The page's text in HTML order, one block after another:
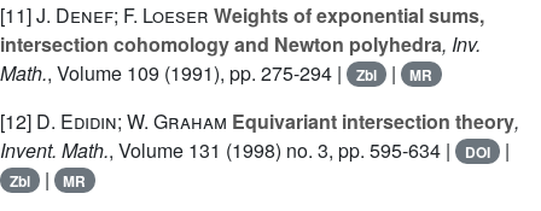
[11]J. Denef; F. Loeser Weights of exponential sums,
intersection cohomology and Newton polyhedra, Inv.
Math., Volume 109 (1991), pp. 275-294 | Zbl | MR
[12] D. Edidin; W. Graham Equivariant intersection theory,
Invent. Math., Volume 131 (1998) no. 3, pp. 595-634 | DOI |
Zbl | MR